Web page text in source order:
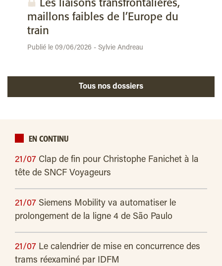
Les liaisons transfrontalières,
maillons faibles de l’Europe du
train
Publié le 09/06/2026 - Sylvie Andreau
Tous nos dossiers
EN CONTINU
21/07 Clap de fin pour Christophe Fanichet à la
tête de SNCF Voyageurs
21/07 Siemens Mobility va automatiser le
prolongement de la ligne 4 de São Paulo
21/07 Le calendrier de mise en concurrence des
trams réexaminé par IDFM